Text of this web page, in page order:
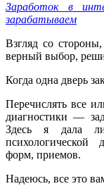
Заработок в
зарабатываем
Взгляд со
верный выбор,
Когда одна дверь
Перечислять все
диагностики —
Здесь я дала
психологической
форм, приемов.
Надеюсь, все это